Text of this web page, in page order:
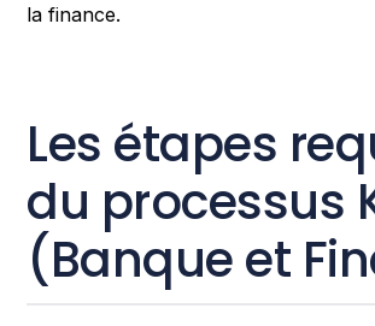
la finance.
Les étapes
du processus
(Banque et